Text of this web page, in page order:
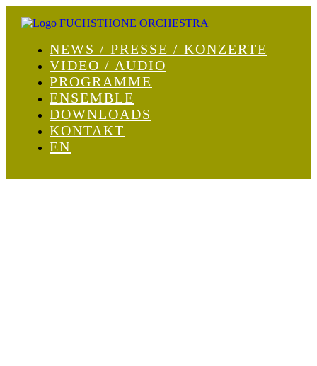
NEWS / PRESSE / KONZERTE
VIDEO / AUDIO
PROGRAMME
ENSEMBLE
DOWNLOADS
KONTAKT
EN